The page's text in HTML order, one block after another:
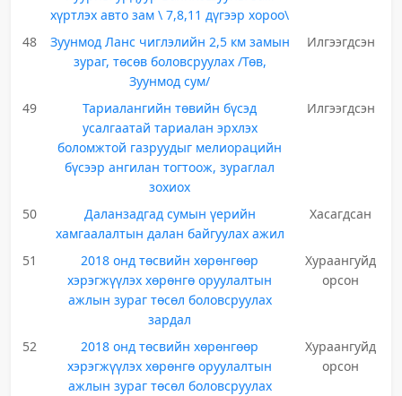
хүртлэх авто зам \ 7,8,11 дүгээр хороо\
48
Зуунмод Ланс чиглэлийн 2,5 км замын
зураг, төсөв боловсруулах /Төв,
Зуунмод сум/
Илгээгдсэн
49
Тариалангийн төвийн бүсэд
усалгаатай тариалан эрхлэх
боломжтой газруудыг мелиорацийн
бүсээр ангилан тогтоож, зураглал
зохиох
Илгээгдсэн
50
Даланзадгад сумын үерийн
хамгаалалтын далан байгуулах ажил
Хасагдсан
51
2018 онд төсвийн хөрөнгөөр
хэрэгжүүлэх хөрөнгө оруулалтын
ажлын зураг төсөл боловсруулах
зардал
Хураангуйд
орсон
52
2018 онд төсвийн хөрөнгөөр
хэрэгжүүлэх хөрөнгө оруулалтын
ажлын зураг төсөл боловсруулах
Хураангуйд
орсон